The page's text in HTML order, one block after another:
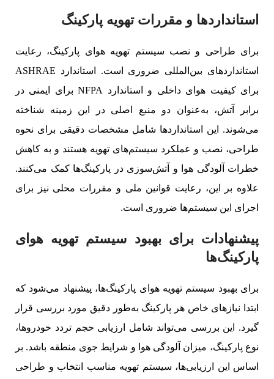
استانداردها و مقررات تهویه پارکینگ
برای طراحی و نصب سیستم تهویه هوای پارکینگ، رعایت
استانداردهای بین‌المللی ضروری است. استاندارد ASHRAE
برای کیفیت هوای داخلی و استاندارد NFPA برای ایمنی در
برابر آتش، به‌عنوان دو منبع اصلی در این زمینه شناخته
می‌شوند. این استانداردها شامل مشخصات دقیقی برای نحوه
طراحی، نصب و عملکرد سیستم‌های تهویه هستند و به کاهش
خطرات آلودگی هوا و آتش‌سوزی در پارکینگ‌ها کمک می‌کنند.
علاوه بر این، رعایت قوانین ملی و مقررات محلی نیز برای
اجرای این سیستم‌ها ضروری است.
پیشنهادات برای بهبود سیستم تهویه هوای
پارکینگ‌ها
برای بهبود سیستم تهویه هوای پارکینگ‌ها، پیشنهاد می‌شود که
ابتدا نیازهای خاص هر پارکینگ به‌طور دقیق مورد بررسی قرار
گیرد. این بررسی می‌تواند شامل ارزیابی حجم تردد خودروها،
نوع پارکینگ، میزان آلودگی هوا و شرایط جوی منطقه باشد. بر
اساس این ارزیابی‌ها، سیستم تهویه مناسب انتخاب و طراحی